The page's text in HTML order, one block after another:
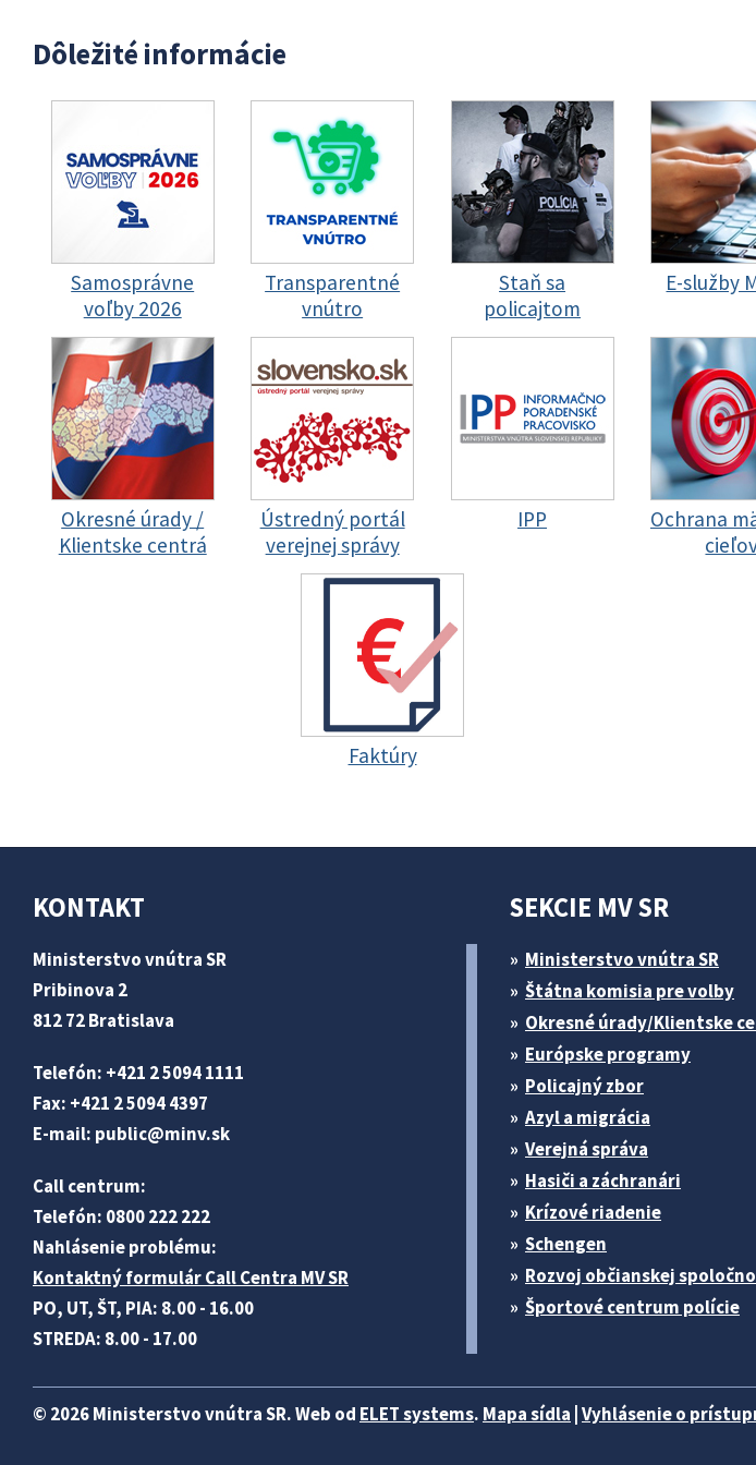
Dôležité informácie
Samosprávne
voľby 2026
Transparentné
vnútro
Staň sa
policajtom
E-služby
Okresné úrady /
Klientske centrá
Ústredný portál
verejnej správy
IPP
Ochrana
Faktúry
KONTAKT
Ministerstvo vnútra SR
Pribinova 2
812 72 Bratislava
Telefón: +421 2 5094 1111
Fax: +421 2 5094 4397
E-mail: public@minv.sk
Call centrum:
Telefón: 0800 222 222
Nahlásenie problému:
Kontaktný formulár Call Centra MV SR
PO, UT, ŠT, PIA: 8.00 - 16.00
STREDA: 8.00 - 17.00
SEKCIE MV SR
Ministerstvo vnútra SR
Štátna komisia pre volby
Okresné úrady/Klientske
Európske programy
Policajný zbor
Azyl a migrácia
Verejná správa
Hasiči a záchranári
Krízové riadenie
Schengen
Rozvoj občianskej
Športové centrum polície
© 2026 Ministerstvo vnútra SR. Web od ELET systems. Mapa sídla Vyhlásenie o